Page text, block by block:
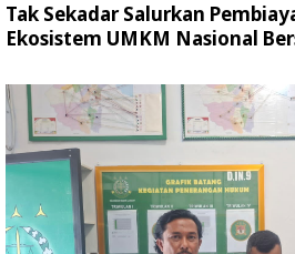
Tak Sekadar Salurkan
Ekosistem UMKM Nasional